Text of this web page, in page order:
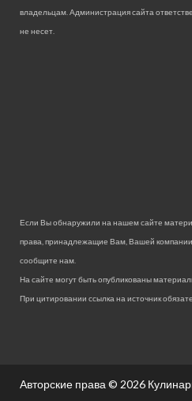
владельцам. Администрация сайта
не несет.
Если Вы обнаружили на нашем сайте
права, принадлежащие Вам, Вашей компании
сообщите нам.
На сайте могут быть опубликованы
При цитировании ссылка на источник
Авторские права © 2026